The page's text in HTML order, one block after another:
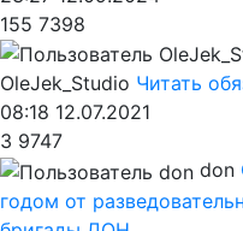
155 7398
OleJek_Studio Читать
08:18 12.07.2021
3 9747
don
годом от